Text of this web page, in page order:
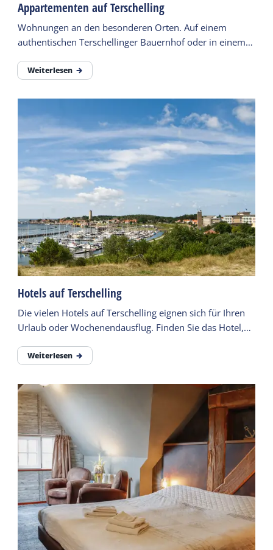
Appartementen auf Terschelling
Wohnungen an den besonderen Orten. Auf einem
authentischen Terschellinger Bauernhof oder in einem
Weiterlesen
Hotels auf Terschelling
Die vielen Hotels auf Terschelling eignen sich für Ihren
Urlaub oder Wochenendausflug. Finden Sie das Hotel,
Weiterlesen